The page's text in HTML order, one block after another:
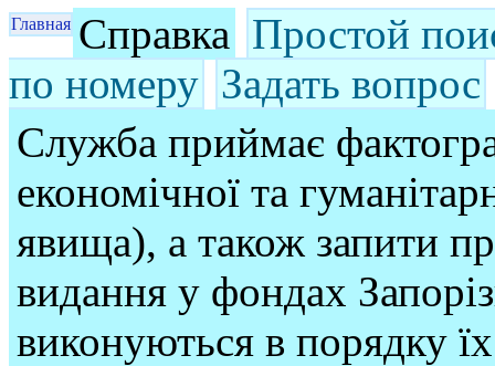
Главная Справка Простой
по номеру Задать вопрос
Служба приймає
економічної та
явища), а також запити
видання у фондах
виконуються в порядку